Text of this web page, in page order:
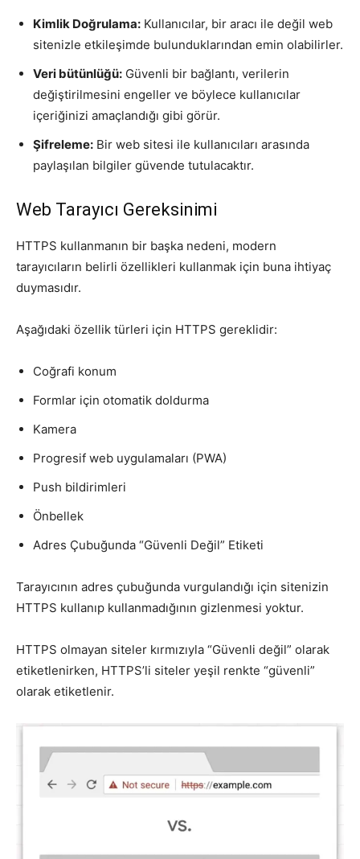
Kimlik Doğrulama: Kullanıcılar, bir aracı ile değil web
sitenizle etkileşimde bulunduklarından emin olabilirler.
Veri bütünlüğü: Güvenli bir bağlantı, verilerin
değiştirilmesini engeller ve böylece kullanıcılar
içeriğinizi amaçlandığı gibi görür.
Şifreleme: Bir web sitesi ile kullanıcıları arasında
paylaşılan bilgiler güvende tutulacaktır.
Web Tarayıcı Gereksinimi
HTTPS kullanmanın bir başka nedeni, modern
tarayıcıların belirli özellikleri kullanmak için buna ihtiyaç
duymasıdır.
Aşağıdaki özellik türleri için HTTPS gereklidir:
Coğrafi konum
Formlar için otomatik doldurma
Kamera
Progresif web uygulamaları (PWA)
Push bildirimleri
Önbellek
Adres Çubuğunda “Güvenli Değil” Etiketi
Tarayıcının adres çubuğunda vurgulandığı için sitenizin
HTTPS kullanıp kullanmadığının gizlenmesi yoktur.
HTTPS olmayan siteler kırmızıyla “Güvenli değil” olarak
etiketlenirken, HTTPS’li siteler yeşil renkte “güvenli”
olarak etiketlenir.